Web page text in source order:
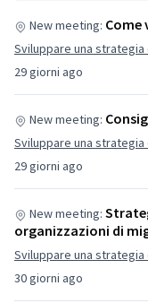
29 giorni ago
New meeting: Come
Sviluppare una
29 giorni ago
New meeting:
Sviluppare una
30 giorni ago
New meeting:
organizzazioni di
Sviluppare una